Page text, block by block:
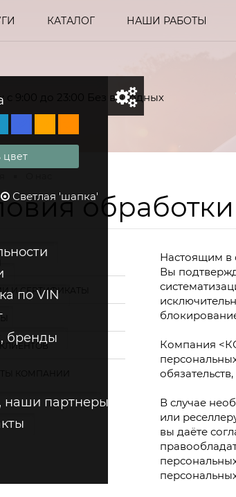
цвет
Светлая 'шапка'
по VIN
бренды
наши партнеры
КАТАЛОГ НАШИ РАБОТЫ
с 9:00 до 23:00 Без выходных
И СЕРТИФИКАТЫ
Настоящим в
Вы
Компания
В случае
или
вы даёте